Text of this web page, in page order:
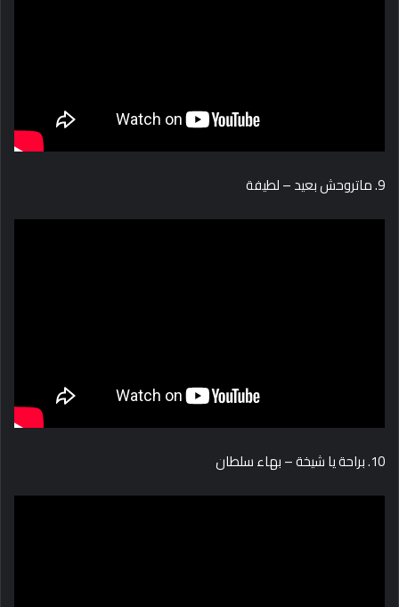
9. ماتروحش بعيد – لطيفة
10. براحة يا شيخة – بهاء سلطان